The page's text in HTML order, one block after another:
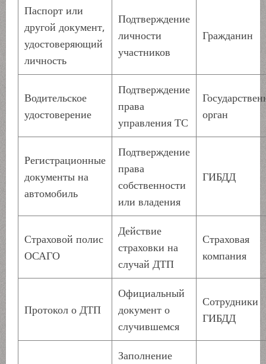
Паспорт или
другой документ,
удостоверяющий
личность
Подтверждение
личности
участников
Гражданин
Водительское
удостоверение
Подтверждение
права
управления ТС
орган
Регистрационные
документы на
автомобиль
Подтверждение
права
собственности
или владения
ГИБДД
Страховой полис
ОСАГО
Действие
страховки на
случай ДТП
Страховая
компания
Протокол о ДТП
Официальный
документ о
случившемся
Сотрудники
ГИБДД
Заполнение